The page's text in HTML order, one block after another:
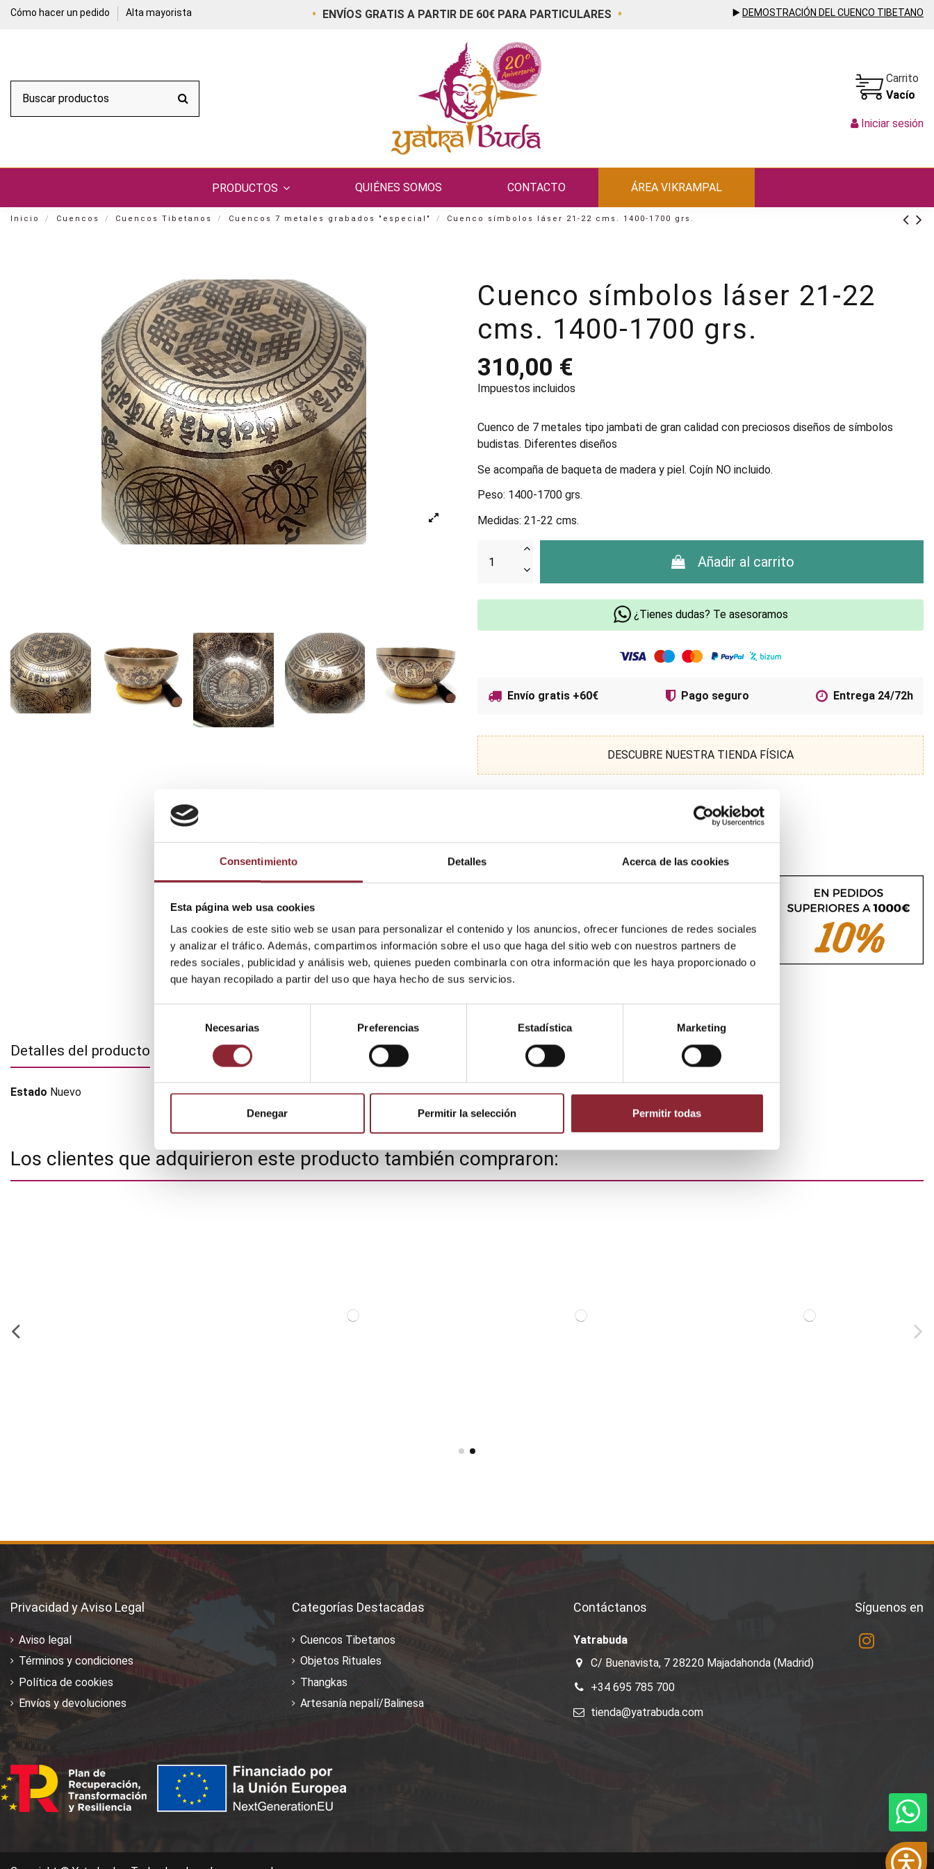
Consentimiento Detalles Acerca de las cookies
Esta página web usa cookies
Las cookies de este sitio web se usan para personalizar el contenido y los anuncios, ofrecer funciones de redes sociales
y analizar el tráfico. Además, compartimos información sobre el uso que haga del sitio web con nuestros partners de
redes sociales, publicidad y análisis web, quienes pueden combinarla con otra información que les haya proporcionado o
que hayan recopilado a partir del uso que haya hecho de sus servicios.
consentimiento
Necesarias Preferencias Estadística Marketing
Denegar Permitir la selección Permitir todas
Cómo hacer un pedido Alta mayorista • ENVÍOS GRATIS A PARTIR DE 60€ PARA PARTICULARES • ▶️ DEMOSTRACIÓN DEL CUENCO TIBETANO
Carrito
Vacío
Iniciar sesión
PRODUCTOS QUIÉNES SOMOS CONTACTO ÁREA VIKRAMPAL
Inicio Cuencos Cuencos Tibetanos Cuencos 7 metales grabados "especial" Cuenco símbolos láser 21-22 cms. 1400-1700 grs.
Cuenco símbolos láser 21-22
cms. 1400-1700 grs.
310,00 €
Impuestos incluidos
Cuenco de 7 metales tipo jambati de gran calidad con preciosos diseños de símbolos
budistas. Diferentes diseños
Se acompaña de baqueta de madera y piel. Cojín NO incluido.
Peso: 1400-1700 grs.
Medidas: 21-22 cms.
Añadir al carrito
¿Tienes dudas? Te asesoramos
Envío gratis +60€ Pago seguro Entrega 24/72h
DESCUBRE NUESTRA TIENDA FÍSICA
Detalles del producto Adjuntos
Estado Nuevo
Los clientes que adquirieron este producto también compraron:
Privacidad y Aviso Legal
Aviso legal
Términos y condiciones
Política de cookies
Envíos y devoluciones
Categorías Destacadas
Cuencos Tibetanos
Objetos Rituales
Thangkas
Artesanía nepalí/Balinesa
Contáctanos
Yatrabuda
C/ Buenavista, 7 28220 Majadahonda (Madrid)
+34 695 785 700
tienda@yatrabuda.com
Síguenos en